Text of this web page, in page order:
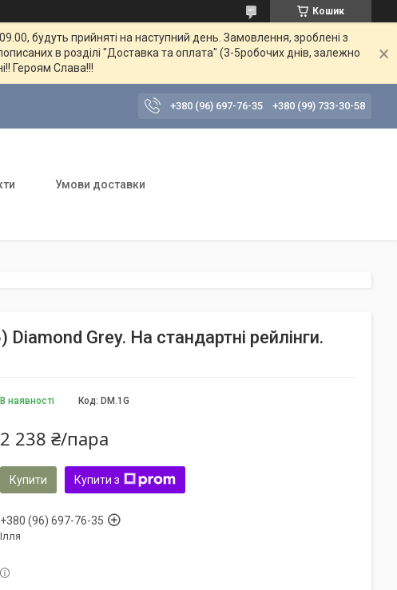
Кошик
будуть прийняті на наступний день. Замовлення, зроблені з
в розділі "Доставка та оплата" (3-5робочих днів, залежно
Героям Слава!!!
+380 (96) 697-76-35 +380 (99) 733-30-58
Умови доставки
Grey. На стандартні рейлінги.
В наявності Код: DM.1G
2 238 ₴/пара
Купити Купити з
+380 (96) 697-76-35
Ілля